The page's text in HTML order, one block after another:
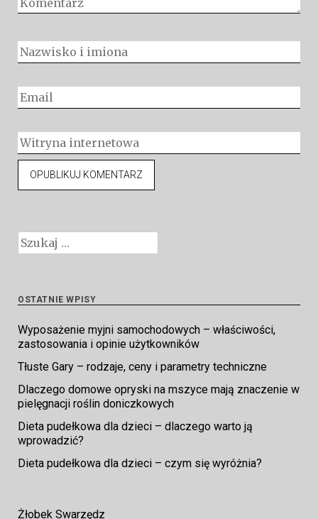
Szukaj:
OSTATNIE WPISY
Wyposażenie myjni samochodowych – właściwości,
zastosowania i opinie użytkowników
Tłuste Gary – rodzaje, ceny i parametry techniczne
Dlaczego domowe opryski na mszyce mają znaczenie w
pielęgnacji roślin doniczkowych
Dieta pudełkowa dla dzieci – dlaczego warto ją
wprowadzić?
Dieta pudełkowa dla dzieci – czym się wyróżnia?
Żłobek Swarzędz